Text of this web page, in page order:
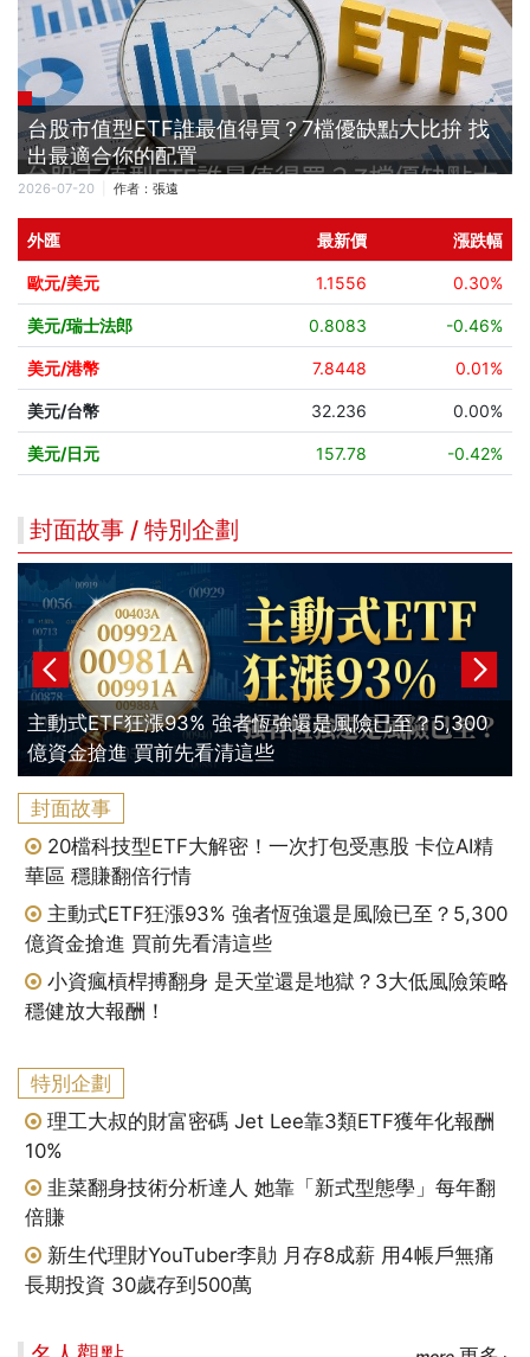
台股市值型ETF誰最值得買？7檔優缺點大比拚 找
出最適合你的配置
2026-07-20 作者： 張遠
外匯 最新價 漲跌幅
歐元/美元 1.1556 0.30%
美元/瑞士法郎 0.8083 -0.46%
美元/港幣 7.8448 0.01%
美元/台幣 32.236 0.00%
美元/日元 157.78 -0.42%
封面故事 / 特別企劃
主動式ETF狂漲93% 強者恆強還是風險已至？5,300
億資金搶進 買前先看清這些
封面故事
20檔科技型ETF大解密！一次打包受惠股 卡位AI精
華區 穩賺翻倍行情
主動式ETF狂漲93% 強者恆強還是風險已至？5,300
億資金搶進 買前先看清這些
小資瘋槓桿搏翻身 是天堂還是地獄？3大低風險策略
穩健放大報酬！
特別企劃
理工大叔的財富密碼 Jet Lee靠3類ETF獲年化報酬
10%
韭菜翻身技術分析達人 她靠「新式型態學」每年翻
倍賺
新生代理財YouTuber李勛 月存8成薪 用4帳戶無痛
長期投資 30歲存到500萬